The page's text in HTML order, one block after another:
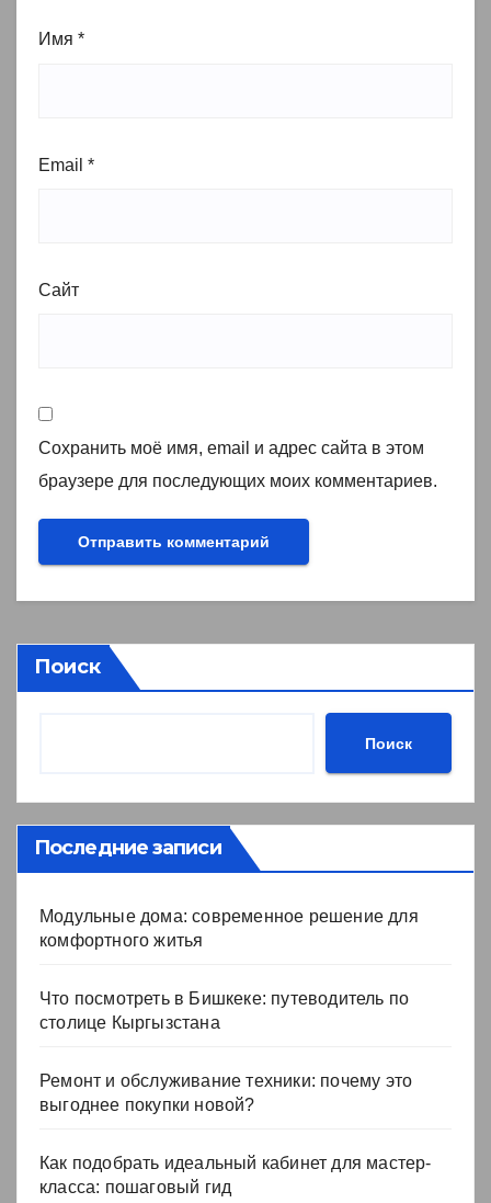
Имя *
Email *
Сайт
Сохранить моё имя, email и адрес сайта в этом
браузере для последующих моих комментариев.
Поиск
Поиск
Последние записи
Модульные дома: современное решение для
комфортного житья
Что посмотреть в Бишкеке: путеводитель по
столице Кыргызстана
Ремонт и обслуживание техники: почему это
выгоднее покупки новой?
Как подобрать идеальный кабинет для мастер-
класса: пошаговый гид